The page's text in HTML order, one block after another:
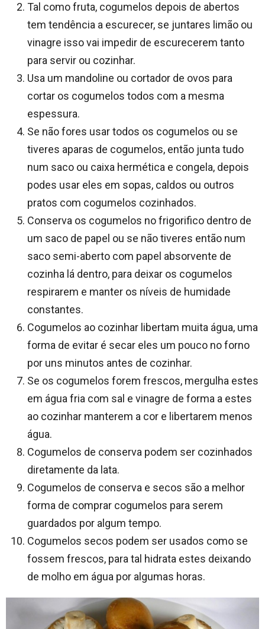
Tal como fruta, cogumelos depois de abertos
tem tendência a escurecer, se juntares limão ou
vinagre isso vai impedir de escurecerem tanto
para servir ou cozinhar.
Usa um mandoline ou cortador de ovos para
cortar os cogumelos todos com a mesma
espessura.
Se não fores usar todos os cogumelos ou se
tiveres aparas de cogumelos, então junta tudo
num saco ou caixa hermética e congela, depois
podes usar eles em sopas, caldos ou outros
pratos com cogumelos cozinhados.
Conserva os cogumelos no frigorifico dentro de
um saco de papel ou se não tiveres então num
saco semi-aberto com papel absorvente de
cozinha lá dentro, para deixar os cogumelos
respirarem e manter os níveis de humidade
constantes.
Cogumelos ao cozinhar libertam muita água, uma
forma de evitar é secar eles um pouco no forno
por uns minutos antes de cozinhar.
Se os cogumelos forem frescos, mergulha estes
em água fria com sal e vinagre de forma a estes
ao cozinhar manterem a cor e libertarem menos
água.
Cogumelos de conserva podem ser cozinhados
diretamente da lata.
Cogumelos de conserva e secos são a melhor
forma de comprar cogumelos para serem
guardados por algum tempo.
Cogumelos secos podem ser usados como se
fossem frescos, para tal hidrata estes deixando
de molho em água por algumas horas.